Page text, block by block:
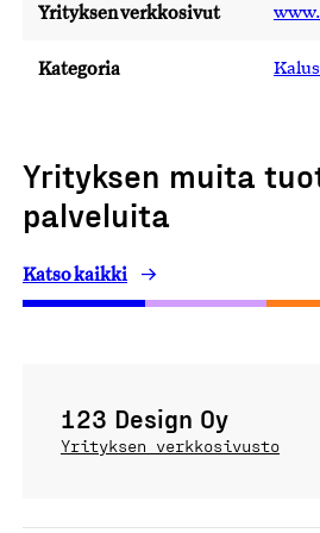
Yrityksen verkkosivut
Kategoria
Yrityksen muita
palveluita
Katso kaikki
123 Design Oy
Yrityksen verkkosivusto